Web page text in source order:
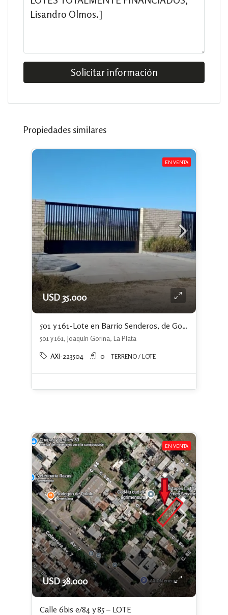
Solicitar información
Propiedades similares
EN VENTA
USD 35.000
501 y 161-Lote en Barrio Senderos, de Gorina. Financiación del 50 %
501 y 161, Joaquín Gorina, La Plata
AXI-223504 0 TERRENO / LOTE
EN VENTA
USD 38.000
Calle 6bis e/84 y 85 – LOTE